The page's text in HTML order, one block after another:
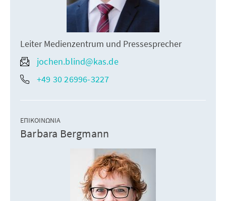
Leiter Medienzentrum und Pressesprecher
jochen.blind@kas.de
+49 30 26996-3227
ΕΠΙΚΟΙΝΩΝΊΑ
Barbara Bergmann